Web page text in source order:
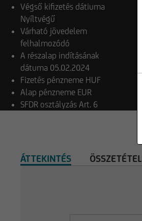
Végső kifizetés dátiuma
Nyíltvégű
Várható jövedelem
felhalmozódó
A részalap indításának
dátuma 05.02.2024
Fizetés pénzneme HUF
Alap pénzneme EUR
SFDR osztályzás Art. 6
ÁTTEKINTÉS ÖSSZETÉTEL